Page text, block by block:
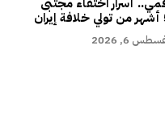
6, 2026